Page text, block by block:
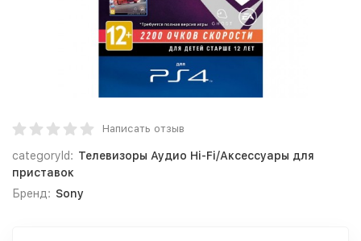
Написать отзыв
categoryId: Телевизоры Аудио Hi-Fi/Аксессуары для
приставок
Бренд: Sony